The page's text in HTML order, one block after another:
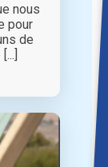
nous
pour
de